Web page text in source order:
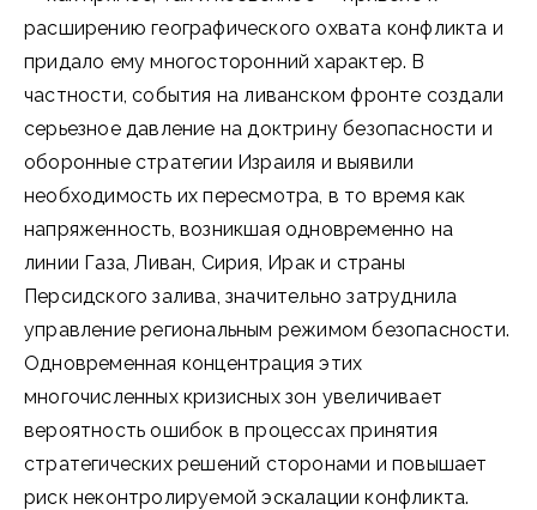
расширению географического охвата конфликта и
придало ему многосторонний характер. В
частности, события на ливанском фронте создали
серьезное давление на доктрину безопасности и
оборонные стратегии Израиля и выявили
необходимость их пересмотра, в то время как
напряженность, возникшая одновременно на
линии Газа, Ливан, Сирия, Ирак и страны
Персидского залива, значительно затруднила
управление региональным режимом безопасности.
Одновременная концентрация этих
многочисленных кризисных зон увеличивает
вероятность ошибок в процессах принятия
стратегических решений сторонами и повышает
риск неконтролируемой эскалации конфликта.